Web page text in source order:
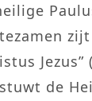
Jezus”
de